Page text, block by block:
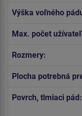
Výška voľného
Max. počet
Rozmery:
Plocha potrebná
Povrch, tlmiaci pád: